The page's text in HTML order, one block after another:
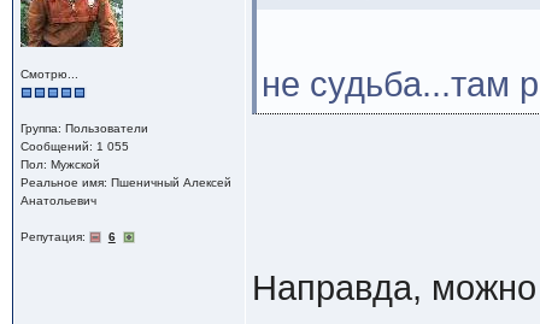
Смотрю...
Группа: Пользователи
Сообщений: 1 055
Пол: Мужской
Реальное имя: Пшеничный Алексей
Анатольевич
Репутация: 6
не судьба...там
Направда, можно